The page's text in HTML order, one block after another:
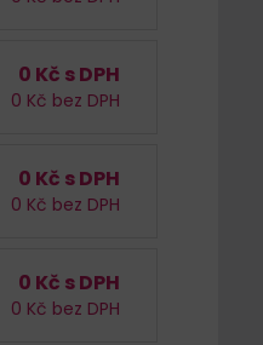
0 Kč s DPH
0 Kč bez DPH
0 Kč s DPH
0 Kč bez DPH
0 Kč s DPH
0 Kč bez DPH